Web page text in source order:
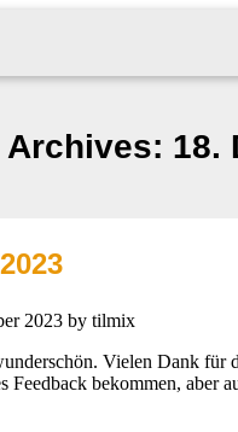
18.
2023 by tilmix
Vielen Dank für
Feedback bekommen,